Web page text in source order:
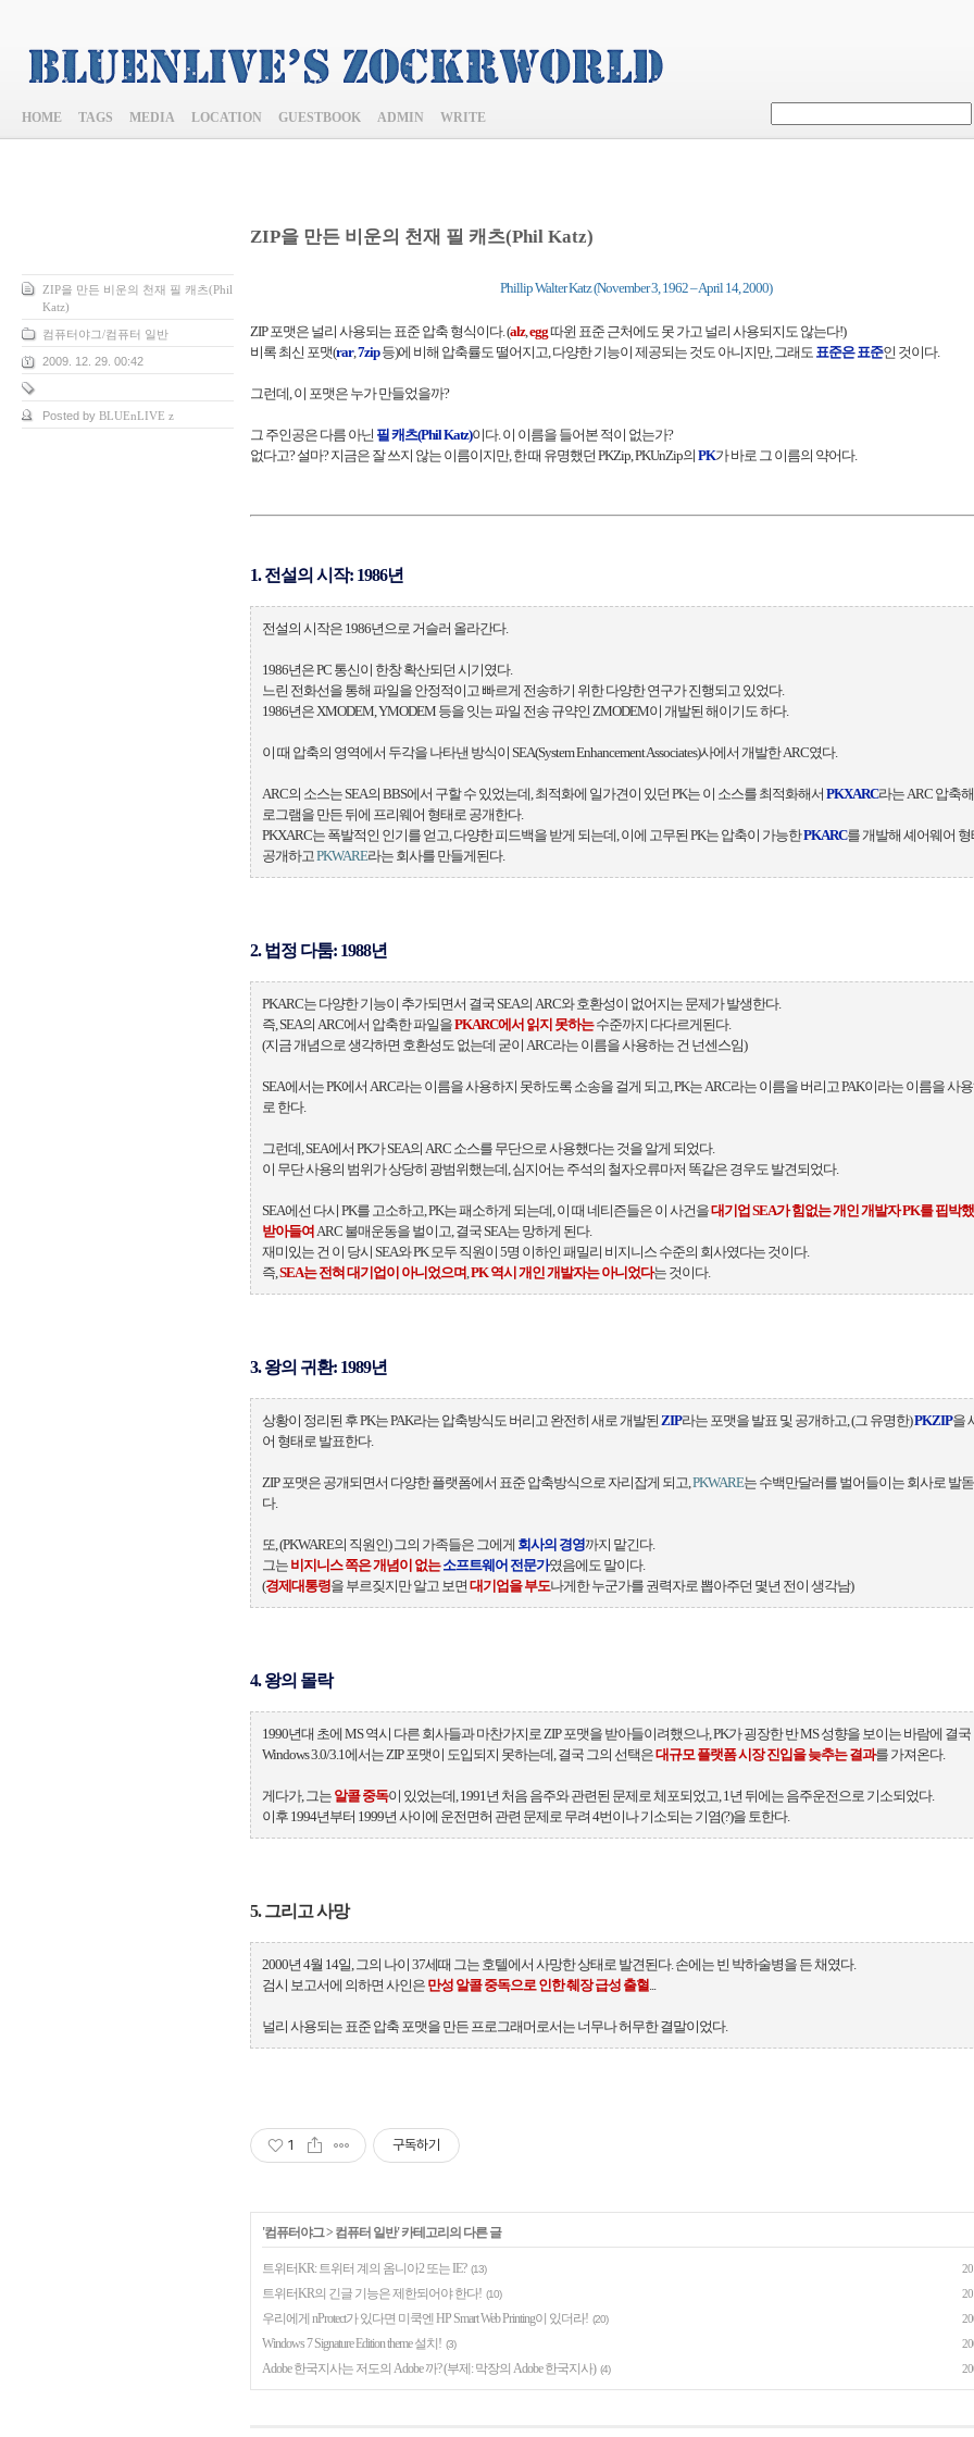
HOME TAGS MEDIA LOCATION GUESTBOOK ADMIN WRITE
ZIP을 만든 비운의 천재 필 캐츠(Phil
Katz)
컴퓨터야그/컴퓨터 일반
2009. 12. 29. 00:42
Posted by BLUEnLIVE z
ZIP을 만든 비운의 천재 필 캐츠(Phil Katz)
Phillip Walter Katz (November 3, 1962 – April 14, 2000)
ZIP 포맷은 널리 사용되는 표준 압축 형식이다. (alz,egg따윈 표준 근처에도 못 가고 널리 사용되지도 않는다!)
비록 최신 포맷(rar,7zip등)에 비해 압축률도 떨어지고, 다양한 기능이 제공되는 것도 아니지만, 그래도 표준은 표준인 것이다.
그런데, 이 포맷은 누가 만들었을까?
그 주인공은 다름 아닌 필 캐츠(Phil Katz)이다. 이 이름을 들어본 적이 없는가?
없다고? 설마? 지금은 잘 쓰지 않는 이름이지만, 한 때 유명했던 PKZip, PKUnZip의 PK가 바로 그 이름의 약어다.
1. 전설의 시작: 1986년
전설의 시작은 1986년으로 거슬러 올라간다.
1986년은 PC 통신이 한창 확산되던 시기였다.
느린 전화선을 통해 파일을 안정적이고 빠르게 전송하기 위한 다양한 연구가 진행되고 있었다.
1986년은 XMODEM, YMODEM 등을 잇는 파일 전송 규약인 ZMODEM이 개발된 해이기도 하다.
이 때 압축의 영역에서 두각을 나타낸 방식이 SEA(System Enhancement Associates)사에서 개발한 ARC였다.
ARC의 소스는 SEA의 BBS에서 구할 수 있었는데, 최적화에 일가견이 있던 PK는 이 소스를 최적화해서 PKXARC라는 ARC 압축
로그램을 만든 뒤에 프리웨어 형태로 공개한다.
PKXARC는 폭발적인 인기를 얻고, 다양한 피드백을 받게 되는데, 이에 고무된 PK는 압축이 가능한PKARC를 개발해 셰어웨어
공개하고PKWARE라는 회사를 만들게된다.
2. 법정 다툼: 1988년
PKARC는 다양한 기능이 추가되면서 결국 SEA의 ARC와 호환성이 없어지는 문제가 발생한다.
즉, SEA의 ARC에서 압축한 파일을PKARC에서 읽지 못하는수준까지 다다르게된다.
(지금 개념으로 생각하면 호환성도 없는데 굳이 ARC라는 이름을 사용하는 건 넌센스임)
SEA에서는 PK에서 ARC라는 이름을 사용하지 못하도록 소송을 걸게 되고, PK는 ARC라는 이름을 버리고 PAK이라는 이름을 사
로 한다.
그런데, SEA에서 PK가 SEA의 ARC 소스를 무단으로 사용했다는 것을 알게 되었다.
이 무단 사용의 범위가 상당히 광범위했는데, 심지어는 주석의 철자오류마저 똑같은 경우도 발견되었다.
SEA에선 다시 PK를 고소하고, PK는 패소하게 되는데, 이 때 네티즌들은 이 사건을대기업 SEA가 힘없는 개인 개발자 PK를 핍박
받아들여 ARC 불매운동을 벌이고, 결국 SEA는 망하게 된다.
재미있는 건 이 당시 SEA와 PK 모두 직원이 5명 이하인 패밀리 비지니스 수준의 회사였다는 것이다.
즉,SEA는 전혀 대기업이 아니었으며,PK 역시 개인 개발자는 아니었다는 것이다.
3. 왕의 귀환: 1989년
상황이 정리된 후 PK는 PAK라는 압축방식도 버리고 완전히 새로 개발된 ZIP라는 포맷을 발표 및 공개하고, (그 유명한)PKZIP을
어 형태로 발표한다.
ZIP 포맷은 공개되면서 다양한 플랫폼에서 표준 압축방식으로 자리잡게 되고,PKWARE는 수백만달러를 벌어들이는 회사로 발
다.
또, (PKWARE의 직원인) 그의 가족들은 그에게 회사의 경영까지 맡긴다.
그는 비지니스 쪽은 개념이 없는 소프트웨어 전문가였음에도 말이다.
(경제대통령을 부르짖지만 알고 보면 대기업을 부도나게한 누군가를 권력자로 뽑아주던 몇년 전이 생각남)
4. 왕의 몰락
1990년대 초에 MS 역시 다른 회사들과 마찬가지로 ZIP 포맷을 받아들이려했으나, PK가 굉장한 반 MS 성향을 보이는 바람에 결국
Windows 3.0/3.1에서는 ZIP 포맷이 도입되지 못하는데, 결국 그의 선택은대규모 플랫폼 시장 진입을 늦추는 결과를 가져온다.
게다가, 그는 알콜 중독이 있었는데, 1991년 처음 음주와 관련된 문제로 체포되었고, 1년 뒤에는 음주운전으로 기소되었다.
이후 1994년부터 1999년 사이에 운전면허 관련 문제로 무려 4번이나 기소되는 기염(?)을 토한다.
5. 그리고 사망
2000년 4월 14일, 그의 나이 37세때 그는 호텔에서 사망한 상태로 발견된다. 손에는 빈 박하술병을 든 채였다.
검시 보고서에 의하면 사인은 만성 알콜 중독으로 인한 췌장 급성 출혈...
널리 사용되는 표준 압축 포맷을 만든 프로그래머로서는 너무나 허무한 결말이었다.
1 구독하기
'컴퓨터야그> 컴퓨터 일반' 카테고리의 다른 글
트위터KR: 트위터 계의 옴니아2 또는 IE? (13)
트위터KR의 긴글 기능은 제한되어야 한다! (10)
우리에게 nProtect가 있다면 미쿡엔 HP Smart Web Printing이 있더라! (20)
Windows 7 Signature Edition theme 설치! (3)
Adobe 한국지사는 저도의 Adobe 까? (부제: 막장의 Adobe 한국지사) (4)